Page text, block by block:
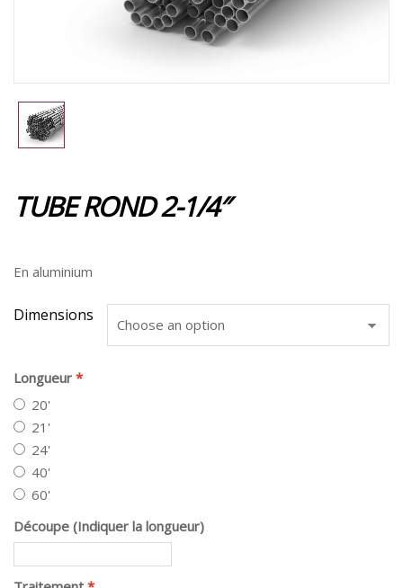
TUBE ROND 2-1/4″
En aluminium
Dimensions
Longueur
20'
21'
24'
40'
60'
Découpe (Indiquer la longueur)